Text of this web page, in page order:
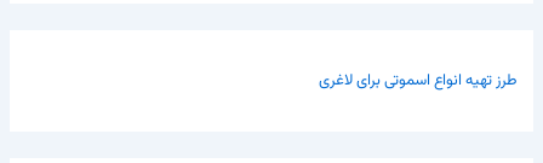
طرز تهیه انواع اسموتی برای لاغری